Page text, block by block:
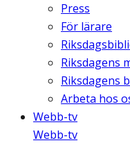
Press
För lärare
Riksdagens
Riksdagens
Arbeta hos
Webb-tv
Webb-tv